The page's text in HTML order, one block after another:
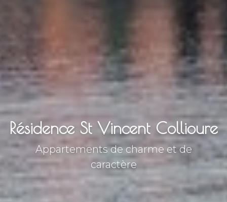
Résidence St Vincent Collioure
Appartements de charme et de
caractère